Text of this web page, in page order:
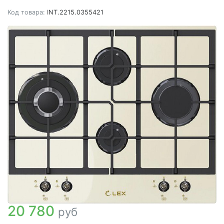
Код товара: INT.2215.0355421
20 780 руб